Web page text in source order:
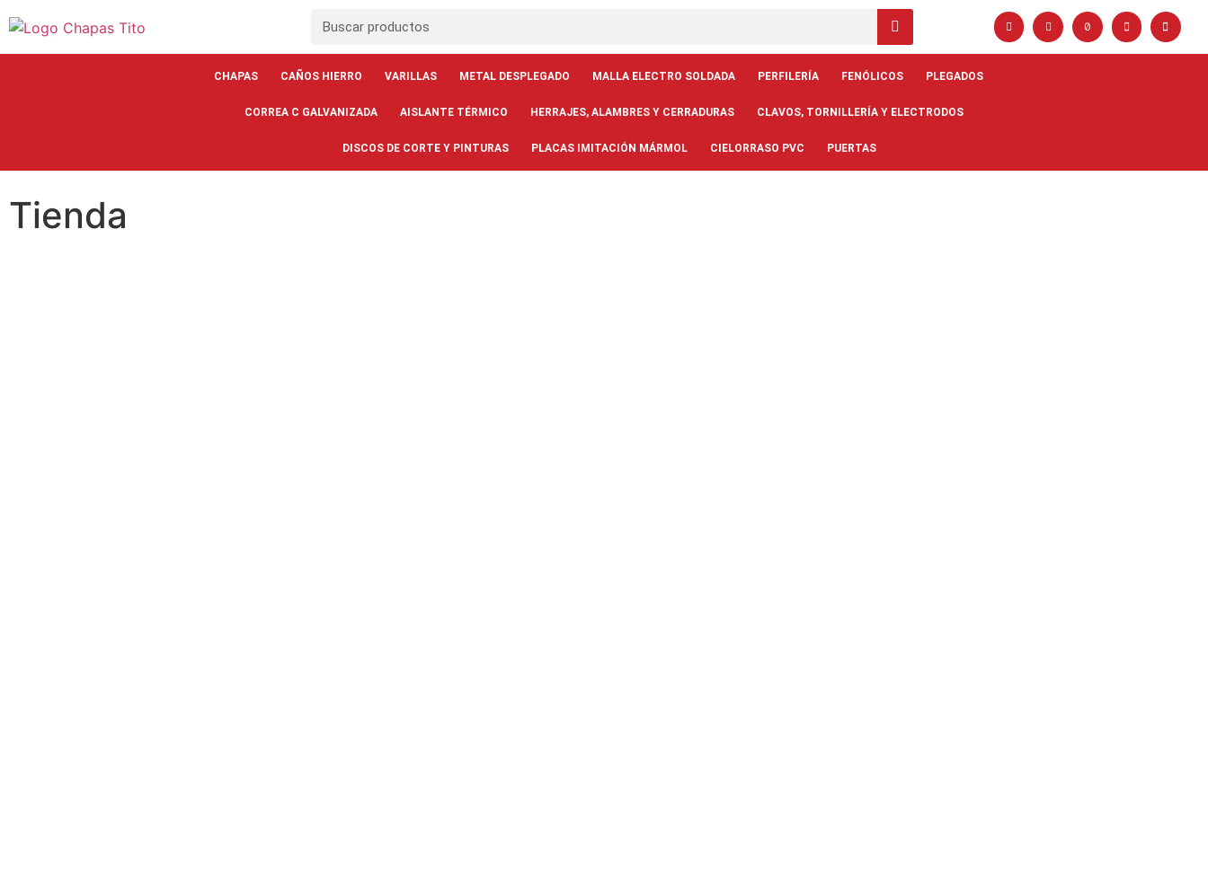
CHAPAS CAÑOS HIERRO VARILLAS METAL DESPLEGADO MALLA ELECTRO SOLDADA PERFILERÍA FENÓLICOS PLEGADOS
CORREA C GALVANIZADA AISLANTE TÉRMICO HERRAJES, ALAMBRES Y CERRADURAS CLAVOS, TORNILLERÍA Y ELECTRODOS
DISCOS DE CORTE Y PINTURAS PLACAS IMITACIÓN MÁRMOL CIELORRASO PVC PUERTAS
Tienda